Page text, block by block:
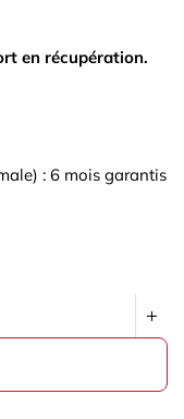
en récupération.
: 6 mois garantis